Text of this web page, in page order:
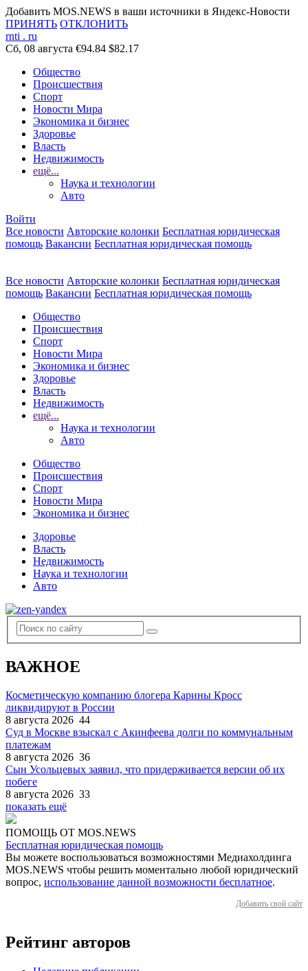
Добавить MOS.NEWS в ваши источники в Яндекс-Новости
ПРИНЯТЬ ОТКЛОНИТЬ
rnti . ru
Сб, 08 августа €94.84 $82.17
Общество
Происшествия
Спорт
Новости Мира
Экономика и бизнес
Здоровье
Власть
Недвижимость
ещё...
Наука и технологии
Авто
Войти
Все новости Авторские колонки Бесплатная юридическая
помощь Вакансии Бесплатная юридическая помощь
Все новости Авторские колонки Бесплатная юридическая
помощь Вакансии Бесплатная юридическая помощь
Общество
Происшествия
Спорт
Новости Мира
Экономика и бизнес
Здоровье
Власть
Недвижимость
ещё...
Наука и технологии
Авто
Общество
Происшествия
Спорт
Новости Мира
Экономика и бизнес
Здоровье
Власть
Недвижимость
Наука и технологии
Авто
ВАЖНОЕ
Косметическую компанию блогера Карины Кросс
ликвидируют в России
8 августа 2026 44
Суд в Москве взыскал с Акинфеева долги по коммунальным
платежам
8 августа 2026 36
Сын Усольцевых заявил, что придерживается версии об их
побеге
8 августа 2026 33
показать ещё
ПОМОЩЬ ОТ MOS.NEWS
Бесплатная юридическая помощь
Вы можете воспользоваться возможностями Медиахолдинга
MOS.NEWS чтобы решить моментально любой юридический
вопрос, использование данной возможности бесплатное.
Добавить свой сайт
Рейтинг авторов